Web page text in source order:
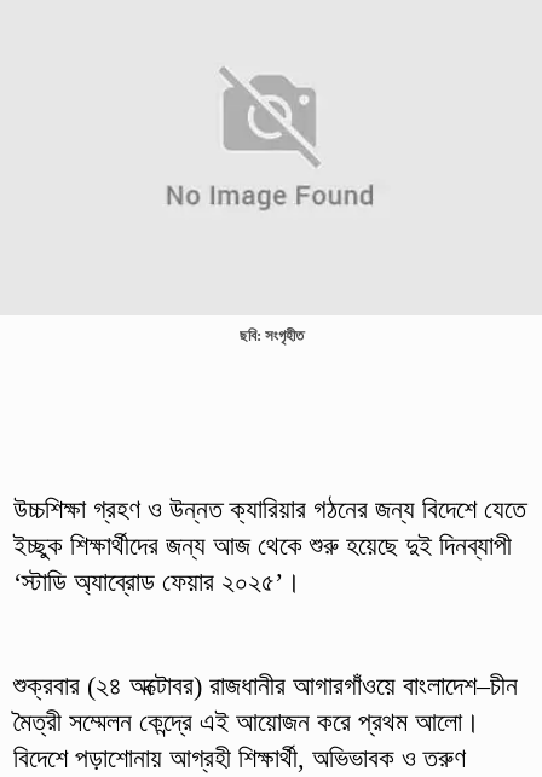
ছবি: সংগৃহীত
উচ্চশিক্ষা গ্রহণ ও উন্নত ক্যারিয়ার গঠনের জন্য বিদেশে যেতে
ইচ্ছুক শিক্ষার্থীদের জন্য আজ থেকে শুরু হয়েছে দুই দিনব্যাপী
‘স্টাডি অ্যাব্রোড ফেয়ার ২০২৫’।
শুক্রবার (২৪ অক্টোবর) রাজধানীর আগারগাঁওয়ে বাংলাদেশ–চীন
মৈত্রী সম্মেলন কেন্দ্রে এই আয়োজন করে প্রথম আলো।
বিদেশে পড়াশোনায় আগ্রহী শিক্ষার্থী, অভিভাবক ও তরুণ